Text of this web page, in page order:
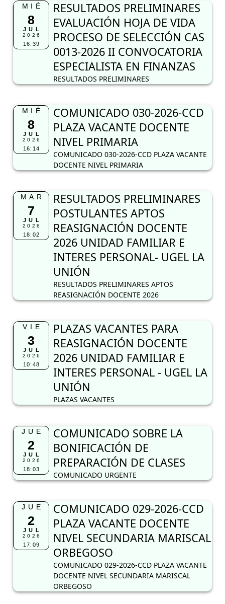
MIÉ
8
JUL
2026
16:39
RESULTADOS PRELIMINARES
EVALUACIÓN HOJA DE VIDA
PROCESO DE SELECCIÓN CAS
0013-2026 II CONVOCATORIA
ESPECIALISTA EN FINANZAS
RESULTADOS PRELIMINARES
MIÉ
8
JUL
2026
16:14
COMUNICADO 030-2026-CCD
PLAZA VACANTE DOCENTE
NIVEL PRIMARIA
COMUNICADO 030-2026-CCD PLAZA VACANTE
DOCENTE NIVEL PRIMARIA
MAR
7
JUL
2026
18:02
RESULTADOS PRELIMINARES
POSTULANTES APTOS
REASIGNACIÓN DOCENTE
2026 UNIDAD FAMILIAR E
INTERES PERSONAL- UGEL LA
UNIÓN
RESULTADOS PRELIMINARES APTOS
REASIGNACIÓN DOCENTE 2026
VIE
3
JUL
2026
10:48
PLAZAS VACANTES PARA
REASIGNACIÓN DOCENTE
2026 UNIDAD FAMILIAR E
INTERES PERSONAL - UGEL LA
UNIÓN
PLAZAS VACANTES
JUE
2
JUL
2026
18:03
COMUNICADO SOBRE LA
BONIFICACIÓN DE
PREPARACIÓN DE CLASES
COMUNICADO URGENTE
JUE
2
JUL
2026
17:09
COMUNICADO 029-2026-CCD
PLAZA VACANTE DOCENTE
NIVEL SECUNDARIA MARISCAL
ORBEGOSO
COMUNICADO 029-2026-CCD PLAZA VACANTE
DOCENTE NIVEL SECUNDARIA MARISCAL
ORBEGOSO